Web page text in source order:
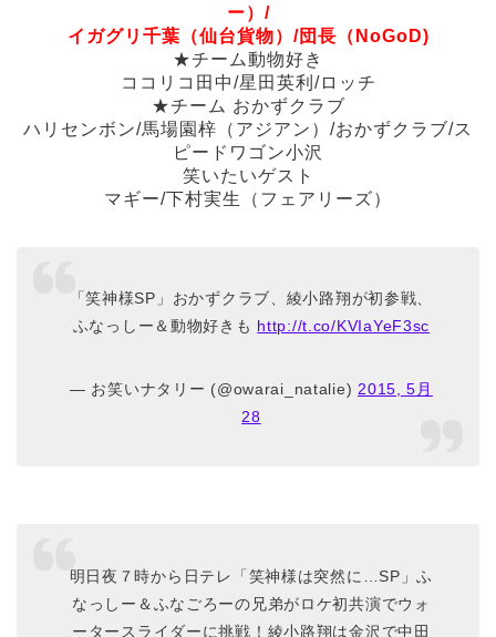
ー）/
イガグリ千葉（仙台貨物）/団長（NoGoD)
★チーム動物好き
ココリコ田中/星田英利/ロッチ
★チーム おかずクラブ
ハリセンボン/馬場園梓（アジアン）/おかずクラブ/ス
ピードワゴン小沢
笑いたいゲスト
マギー/下村実生（フェアリーズ）
「笑神様SP」おかずクラブ、綾小路翔が初参戦、
ふなっしー＆動物好きも http://t.co/KVIaYeF3sc
— お笑いナタリー (@owarai_natalie) 2015, 5月
28
明日夜７時から日テレ「笑神様は突然に…SP」ふ
なっしー＆ふなごろーの兄弟がロケ初共演でウォ
ータースライダーに挑戦！綾小路翔は金沢で中田